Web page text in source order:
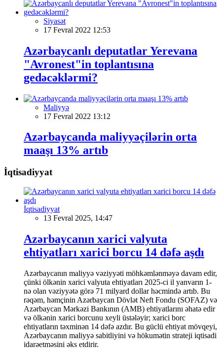
Siyasət
17 Fevral 2022 12:53
Azərbaycanlı deputatlar Yerevana
"Avronest"in toplantısına
gedəcəklərmi?
Maliyyə
17 Fevral 2022 13:12
Azərbaycanda maliyyəçilərin orta
maaşı 13% artıb
İqtisadiyyat
İqtisadiyyat
13 Fevral 2025, 14:47
Azərbaycanın xarici valyuta
ehtiyatları xarici borcu 14 dəfə aşdı
Azərbaycanın maliyyə vəziyyəti möhkəmlənməyə davam edir,
çünki ölkənin xarici valyuta ehtiyatları 2025-ci il yanvarın 1-
nə olan vəziyyətə görə 71 milyard dollar həcmində artıb. Bu
rəqəm, həmçinin Azərbaycan Dövlət Neft Fondu (SOFAZ) və
Azərbaycan Mərkəzi Bankının (AMB) ehtiyatlarını əhatə edir
və ölkənin xarici borcunu xeyli üstələyir; xarici borc
ehtiyatların təxminən 14 dəfə azdır. Bu güclü ehtiyat mövqeyi,
Azərbaycanın maliyyə sabitliyini və hökumətin strateji iqtisadi
idarəetməsini əks etdirir.